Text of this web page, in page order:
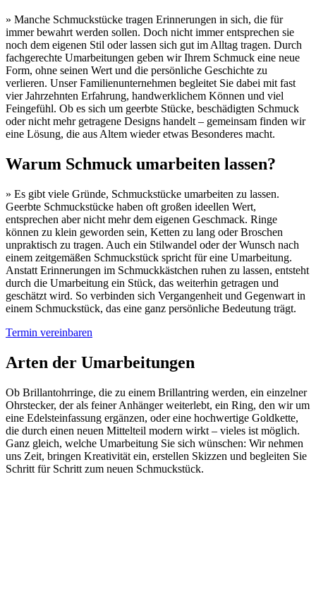
» Manche Schmuckstücke tragen Erinnerungen in sich, die für
immer bewahrt werden sollen. Doch nicht immer entsprechen sie
noch dem eigenen Stil oder lassen sich gut im Alltag tragen. Durch
fachgerechte Umarbeitungen geben wir Ihrem Schmuck eine neue
Form, ohne seinen Wert und die persönliche Geschichte zu
verlieren. Unser Familienunternehmen begleitet Sie dabei mit fast
vier Jahrzehnten Erfahrung, handwerklichem Können und viel
Feingefühl. Ob es sich um geerbte Stücke, beschädigten Schmuck
oder nicht mehr getragene Designs handelt – gemeinsam finden wir
eine Lösung, die aus Altem wieder etwas Besonderes macht.
Warum Schmuck umarbeiten lassen?
» Es gibt viele Gründe, Schmuckstücke umarbeiten zu lassen.
Geerbte Schmuckstücke haben oft großen ideellen Wert,
entsprechen aber nicht mehr dem eigenen Geschmack. Ringe
können zu klein geworden sein, Ketten zu lang oder Broschen
unpraktisch zu tragen. Auch ein Stilwandel oder der Wunsch nach
einem zeitgemäßen Schmuckstück spricht für eine Umarbeitung.
Anstatt Erinnerungen im Schmuckkästchen ruhen zu lassen, entsteht
durch die Umarbeitung ein Stück, das weiterhin getragen und
geschätzt wird. So verbinden sich Vergangenheit und Gegenwart in
einem Schmuckstück, das eine ganz persönliche Bedeutung trägt.
Termin vereinbaren
Arten der Umarbeitungen
Ob Brillantohrringe, die zu einem Brillantring werden, ein einzelner
Ohrstecker, der als feiner Anhänger weiterlebt, ein Ring, den wir um
eine Edelsteinfassung ergänzen, oder eine hochwertige Goldkette,
die durch einen neuen Mittelteil modern wirkt – vieles ist möglich.
Ganz gleich, welche Umarbeitung Sie sich wünschen: Wir nehmen
uns Zeit, bringen Kreativität ein, erstellen Skizzen und begleiten Sie
Schritt für Schritt zum neuen Schmuckstück.